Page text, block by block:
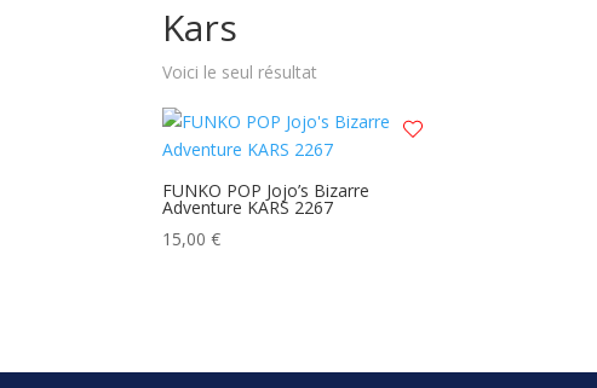
Kars
Voici le seul résultat
FUNKO POP Jojo’s Bizarre
Adventure KARS 2267
15,00€